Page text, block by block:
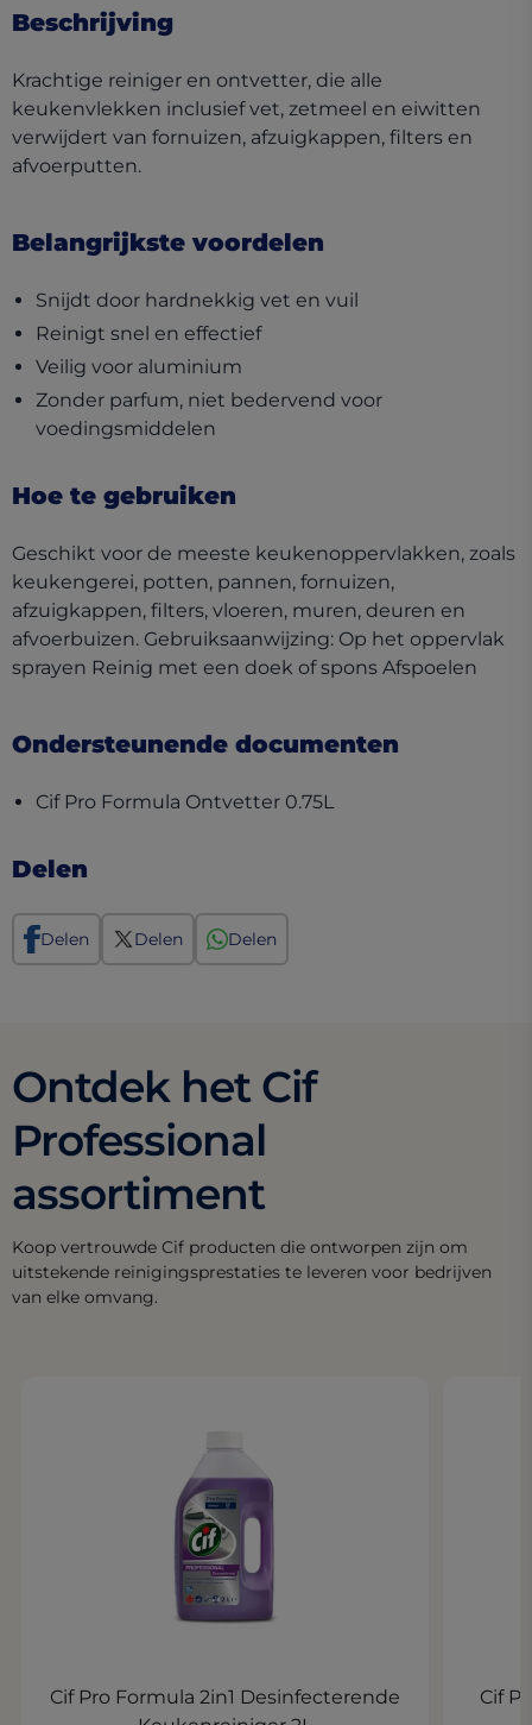
Beschrijving
Krachtige reiniger en ontvetter, die alle
keukenvlekken inclusief vet, zetmeel en eiwitten
verwijdert van fornuizen, afzuigkappen, filters en
afvoerputten.
Belangrijkste voordelen
Snijdt door hardnekkig vet en vuil
Reinigt snel en effectief
Veilig voor aluminium
Zonder parfum, niet bedervend voor
voedingsmiddelen
Hoe te gebruiken
Geschikt voor de meeste keukenoppervlakken, zoals
keukengerei, potten, pannen, fornuizen,
afzuigkappen, filters, vloeren, muren, deuren en
afvoerbuizen. Gebruiksaanwijzing: Op het oppervlak
sprayen Reinig met een doek of spons Afspoelen
Ondersteunende documenten
Cif Pro Formula Ontvetter 0.75L
Delen
Delen Delen Delen
Ontdek het Cif
Professional
assortiment
Koop vertrouwde Cif producten die ontworpen zijn om
uitstekende reinigingsprestaties te leveren voor bedrijven
van elke omvang.
Cif Pro Formula 2in1 Desinfecterende
Cif